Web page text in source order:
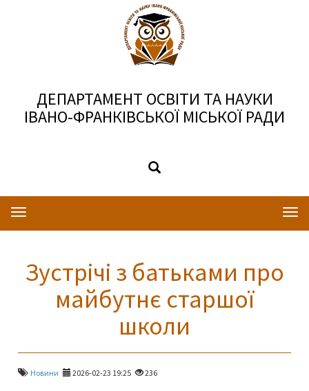
ДЕПАРТАМЕНТ ОСВІТИ ТА НАУКИ
ІВАНО-ФРАНКІВСЬКОЇ МІСЬКОЇ РАДИ
Toggle
Зустрічі з батьками про
майбутнє старшої
школи
Новини 2026-02-23 19:25 236